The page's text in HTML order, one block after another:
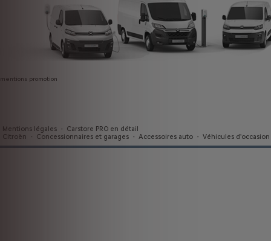
mentions promotion
Mentions légales -
Carstore PRO en détail
Citroën
- Concessionnaires et garages - Accessoires auto - Véhicules d'occasion